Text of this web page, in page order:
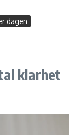
dagen
klarhet